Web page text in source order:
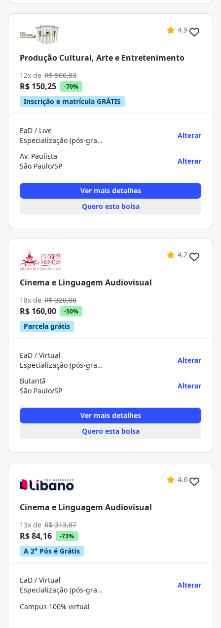
4.9
Produção Cultural, Arte e Entretenimento
12x de R$ 500,83
R$ 150,25 -70%
Inscrição e matrícula GRÁTIS
EaD / Live
Especialização (pós-graduação)
Alterar
Av. Paulista
São Paulo/SP
Alterar
Ver mais detalhes
Quero esta bolsa
4.2
Cinema e Linguagem Audiovisual
18x de R$ 320,00
R$ 160,00 -50%
Parcela grátis
EaD / Virtual
Especialização (pós-graduação)
Alterar
Butantã
São Paulo/SP
Alterar
Ver mais detalhes
Quero esta bolsa
4.6
Cinema e Linguagem Audiovisual
13x de R$ 313,87
R$ 84,16 -73%
A 2° Pós é Grátis
EaD / Virtual
Especialização (pós-graduação)
Alterar
Campus 100% virtual